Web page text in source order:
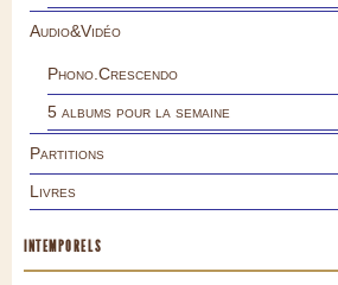
Audio&Vidéo
Phono.Crescendo
5 albums pour la semaine
Partitions
Livres
INTEMPORELS